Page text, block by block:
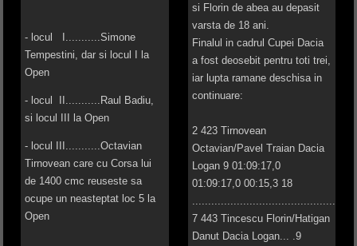
- locul I...........Simone
Tempestini, dar si locul I la
Open
- locul II...........Raul Badiu,
si locul III la Open
- locul III...........Octavian
Tirnovean care cu Corsa lui
de 1400 cmc reuseste sa
ocupe un neasteptat loc 5 la
Open
si Florin de abea au depasit
varsta de 18 ani.
Finalul in cadrul Cupei Dacia
a fost deosebit pentru toti trei,
iar lupta ramane deschisa in
continuare:
2 423 Tirnovean
Octavian/Pavel Traian Dacia
Logan 9 01:09:17,0
01:09:17,0 00:15,3 18
7 443 Tincescu Florin/Hatigan
Danut Dacia Logan... .9